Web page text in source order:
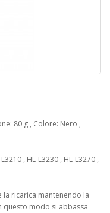
80 g , Colore: Nero ,
, HL-L3230 , HL-L3270 ,
ricarica mantenendo la
questo modo si abbassa